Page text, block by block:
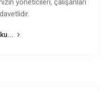
yöneticileri, çalışanları